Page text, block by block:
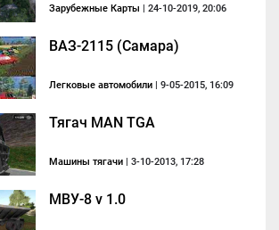
Зарубежные Карты | 24-10-2019, 20:06
ВАЗ-2115 (Самара)
Легковые автомобили | 9-05-2015, 16:09
Тягач MAN TGA
Машины тягачи | 3-10-2013, 17:28
МВУ-8 v 1.0